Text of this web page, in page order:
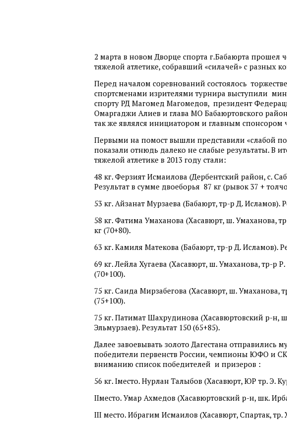
2 марта в новом Дворце спорта г.Бабаюрта прошел
тяжелой атлетике, собравший «силачей» с разных
Перед началом соревнований состоялось
спортсменами изрителями турнира выступили
спорту РД Магомед Магомедов, президент
Омаргаджи Алиев и глава МО Бабаюртовского
так же являлся инициатором и главным спонсором
Первыми на помост вышли представили «слабой
показали отнюдь далеко не слабые результаты. В
тяжелой атлетике в 2013 году стали:
48 кг. Ферзият Исмаилова (Дербентский район, с.
Результат в сумме двоеборья 87 кг (рывок 37 +
53 кг. Айзанат Мурзаева (Бабаюрт, тр-р Д. Исламов).
58 кг. Фатима Умаханова (Хасавюрт, ш. Умаханова,
кг (70+80).
63 кг. Камиля Матекова (Бабаюрт, тр-р Д. Исламов).
69 кг. Лейла Хугаева (Хасавюрт, ш. Умаханова, тр-р Р.
(70+100).
75 кг. Саида Мирзабегова (Хасавюрт, ш. Умаханова,
(75+100).
75 кг. Патимат Шахрудинова (Хасавюртовский р-н,
Эльмурзаев). Результат 150 (65+85).
Далее завоевывать золото Дагестана отправились
победители первенств России, чемпионы ЮФО и
вниманию список победителей и призеров :
56 кг. Iместо. Нурлан Талыбов (Хасавюрт, ЮР тр. Э.
IIместо. Умар Ахмедов (Хасавюртовский р-н, шк.
III место. Ибрагим Исмаилов (Хасавюрт, Спартак, тр.